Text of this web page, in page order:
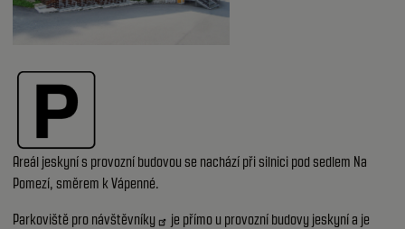
Areál jeskyní s provozní budovou se nachází při silnici pod sedlem Na
Pomezí, směrem k Vápenné.
Parkoviště pro návštěvníky
je přímo u provozní budovy jeskyní a je